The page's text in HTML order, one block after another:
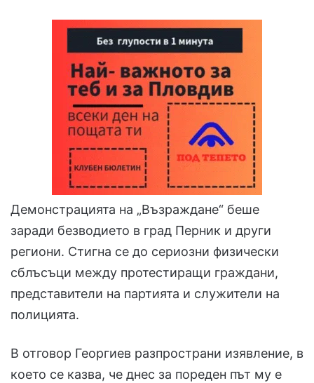
Демонстрацията на „Възраждане“ беше
заради безводието в град Перник и други
региони. Стигна се до сериозни физически
сблъсъци между протестиращи граждани,
представители на партията и служители на
полицията.
В отговор Георгиев разпространи изявление, в
което се казва, че днес за пореден път му е